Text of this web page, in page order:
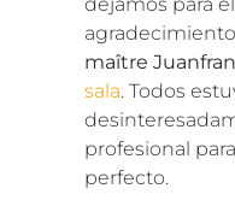
maître
sala. Todos
profesional
perfecto.